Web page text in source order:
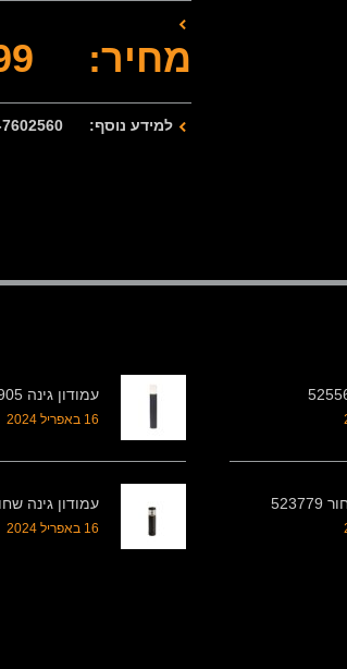
מחיר: 299 ש”ח
למידע נוסף: 09-7602560 : 077-2122280
עמודון גינה 522905
16 באפריל 2024
עמודון גינה שחור
16 באפריל 2024